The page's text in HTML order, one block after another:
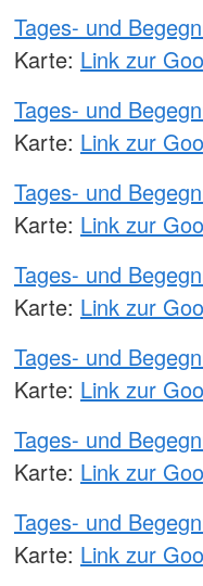
Tages- und
Karte: Link zur
Tages- und
Karte: Link zur
Tages- und
Karte: Link zur
Tages- und
Karte: Link zur
Tages- und
Karte: Link zur
Tages- und
Karte: Link zur
Tages- und
Karte: Link zur